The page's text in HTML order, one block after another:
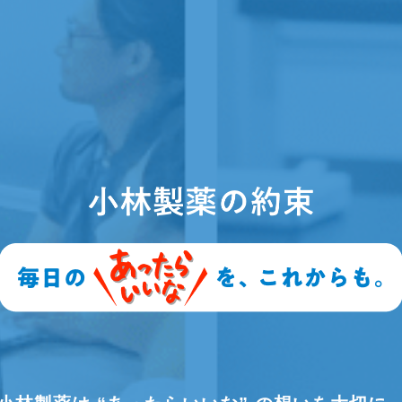
して選んでいただくための 取り